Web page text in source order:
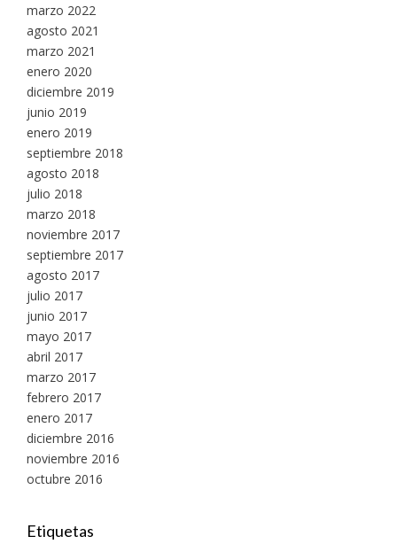
marzo 2022
agosto 2021
marzo 2021
enero 2020
diciembre 2019
junio 2019
enero 2019
septiembre 2018
agosto 2018
julio 2018
marzo 2018
noviembre 2017
septiembre 2017
agosto 2017
julio 2017
junio 2017
mayo 2017
abril 2017
marzo 2017
febrero 2017
enero 2017
diciembre 2016
noviembre 2016
octubre 2016
Etiquetas